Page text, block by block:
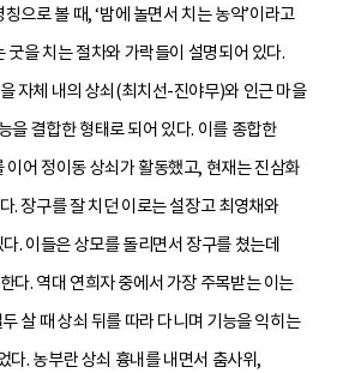
으로 볼 때, ‘밤에 놀면서 치는 농악’이라고
굿을 치는 절차와 가락들이 설명되어 있다.
자체 내의 상쇠(최치선-진야무)와 인근 마을
결합한 형태로 되어 있다. 이를 종합한
어 정이동 상쇠가 활동했고, 현재는 진삼화
. 장구를 잘 치던 이로는 설장고 최영채와
. 이들은 상모를 돌리면서 장구를 쳤는데
다. 역대 연희자 중에서 가장 주목받는 이는
살 때 상쇠 뒤를 따라 다니며 기능을 익히는
다. 농부란 상쇠 흉내를 내면서 춤사위,